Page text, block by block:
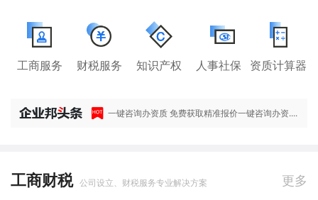
工商服务 财税服务 知识产权 人事社保 资质计算器
一键咨询办资质 免费获取精准报价一键咨询办资....
工商财税 公司设立、财税服务专业解决方案 更多